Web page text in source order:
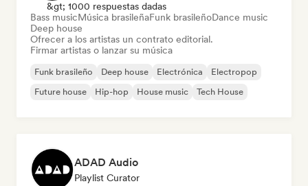
&gt; 1000 respuestas dadas
Bass musicMúsica brasileñaFunk brasileñoDance music
Deep house
Ofrecer a los artistas un contrato editorial.
Firmar artistas o lanzar su música
Funk brasileño Deep house Electrónica
Electropop
Future house
Hip-hop House music Tech House
ADAD Audio
Playlist Curator